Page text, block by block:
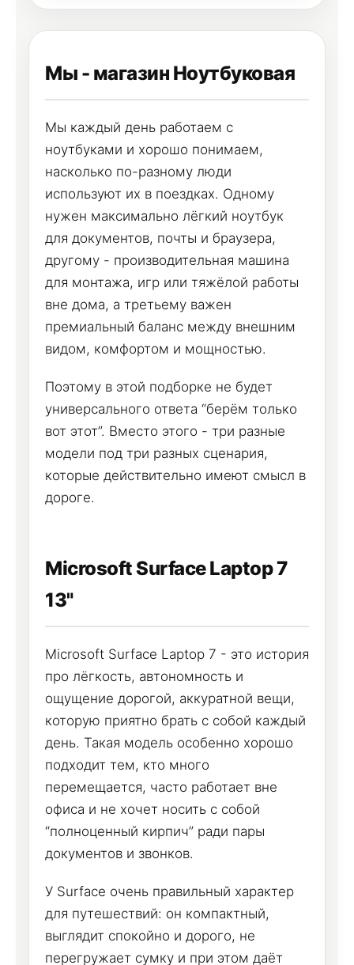
Мы - магазин Ноутбуковая
Мы каждый день работаем с
ноутбуками и хорошо понимаем,
насколько по-разному люди
используют их в поездках. Одному
нужен максимально лёгкий ноутбук
для документов, почты и браузера,
другому - производительная машина
для монтажа, игр или тяжёлой работы
вне дома, а третьему важен
премиальный баланс между внешним
видом, комфортом и мощностью.
Поэтому в этой подборке не будет
универсального ответа “берём только
вот этот”. Вместо этого - три разные
модели под три разных сценария,
которые действительно имеют смысл в
дороге.
Microsoft Surface Laptop 7
13"
Microsoft Surface Laptop 7 - это история
про лёгкость, автономность и
ощущение дорогой, аккуратной вещи,
которую приятно брать с собой каждый
день. Такая модель особенно хорошо
подходит тем, кто много
перемещается, часто работает вне
офиса и не хочет носить с собой
“полноценный кирпич” ради пары
документов и звонков.
У Surface очень правильный характер
для путешествий: он компактный,
выглядит спокойно и дорого, не
перегружает сумку и при этом даёт